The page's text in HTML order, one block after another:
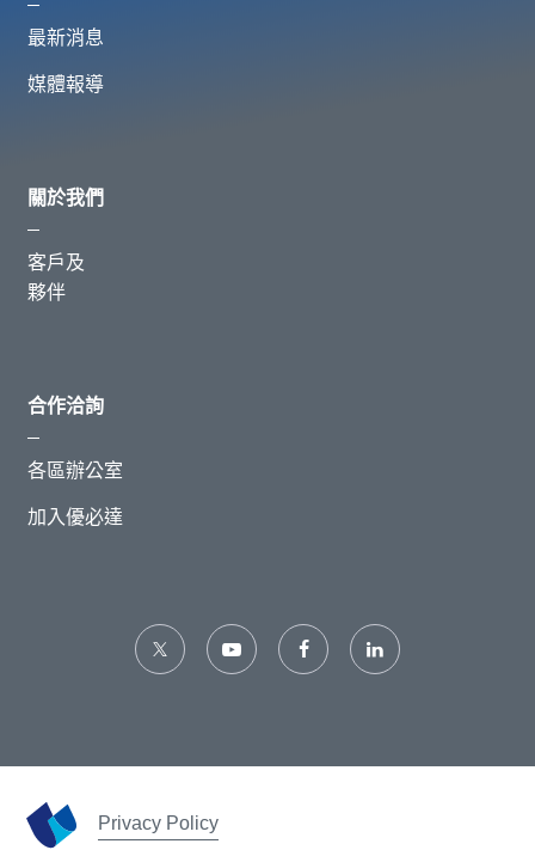
最新消息
媒體報導
關於我們
客戶及
夥伴
合作洽詢
各區辦公室
加入優必達
Privacy Policy